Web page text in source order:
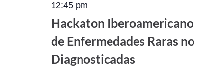
12:45 pm
Hackaton Iberoamericano
de Enfermedades Raras no
Diagnosticadas